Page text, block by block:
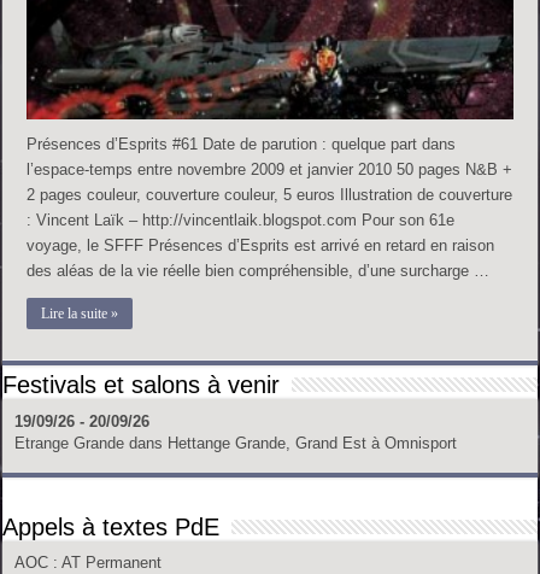
Présences d’Esprits #61 Date de parution : quelque part dans
l’espace-temps entre novembre 2009 et janvier 2010 50 pages N&B +
2 pages couleur, couverture couleur, 5 euros Illustration de couverture
: Vincent Laïk – http://vincentlaik.blogspot.com Pour son 61e
voyage, le SFFF Présences d’Esprits est arrivé en retard en raison
des aléas de la vie réelle bien compréhensible, d’une surcharge …
Lire la suite »
Festivals et salons à venir
19/09/26 - 20/09/26
Etrange Grande dans Hettange Grande, Grand Est à Omnisport
Appels à textes PdE
AOC : AT Permanent